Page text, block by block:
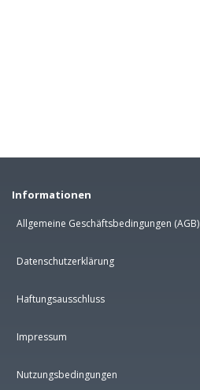
Informationen
Allgemeine Geschäftsbedingungen (AGB)
Datenschutzerklärung
Haftungsausschluss
Impressum
Nutzungsbedingungen